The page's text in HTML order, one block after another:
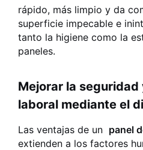
rápido, más limpio y da
superficie impecable e
tanto la higiene como la
paneles.
Mejorar la seguridad
laboral mediante el
Las ventajas de un panel
extienden a los factores